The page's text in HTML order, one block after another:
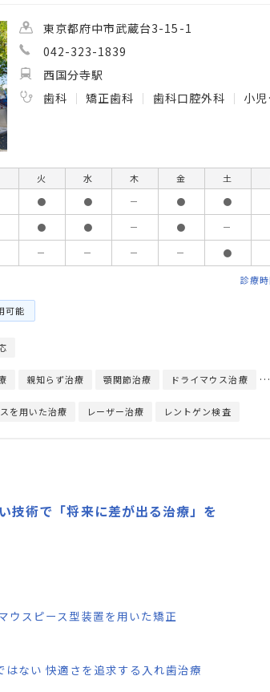
東京都府中市武蔵台3-15-1
042-323-1839
西国分寺駅
歯科
矯正歯科 歯科口腔外科 小児歯科
火 水 木 金 土
● ● － ● ●
● ● － ● －
－ － － － ●
診療
可能
親知らず治療 顎関節治療 ドライマウス治療
を用いた治療 レーザー治療 レントゲン検査
技術で「将来に差が出る治療」を
ウスピース型装置を用いた矯正
はない 快適さを追求する入れ歯治療